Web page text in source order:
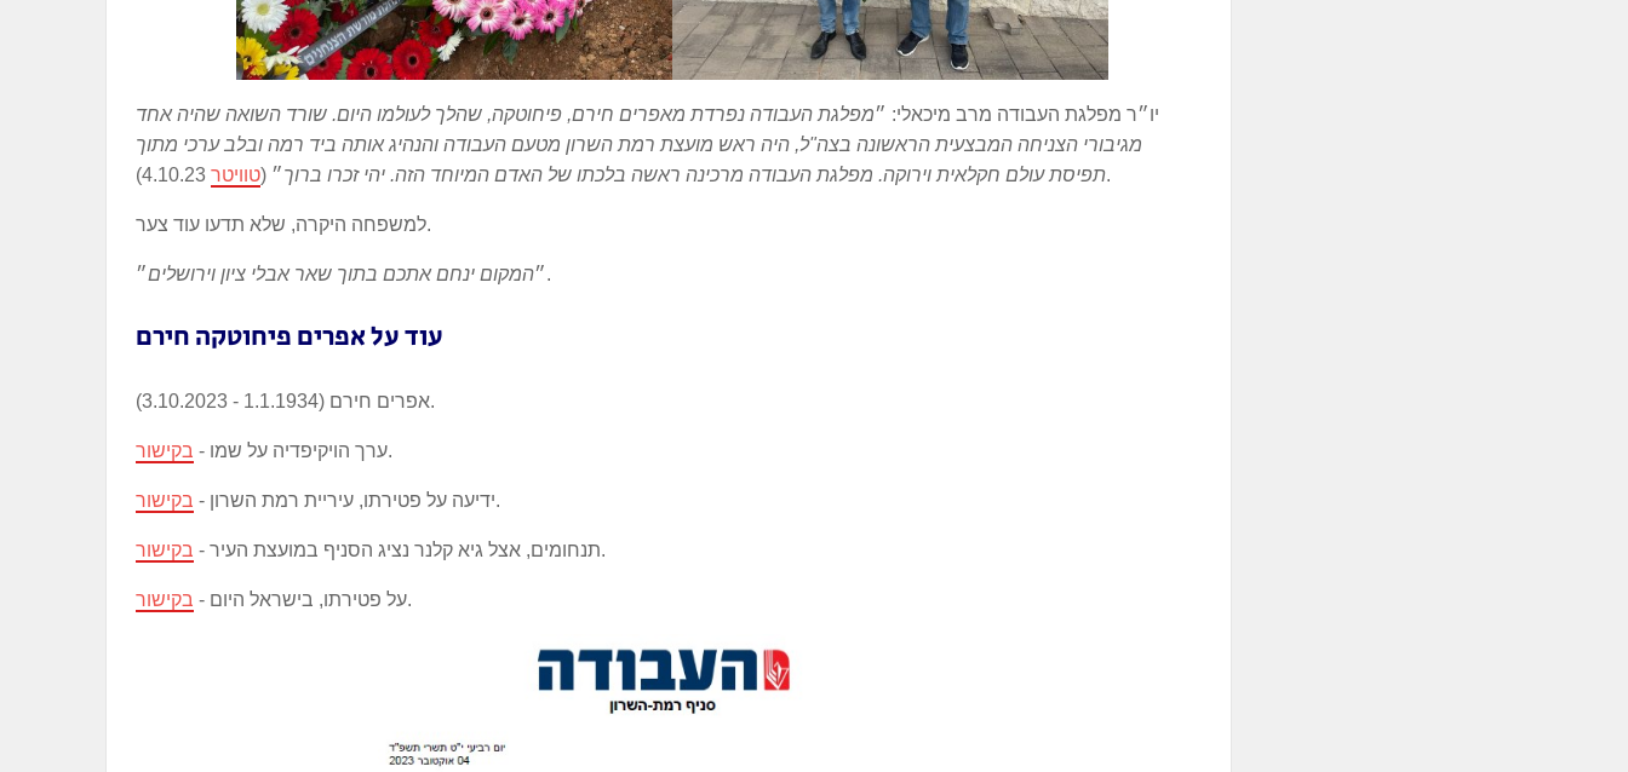
יו״ר מפלגת העבודה מרב מיכאלי: ״מפלגת העבודה נפרדת מאפרים חירם, פיחוטקה, שהלך לעולמו היום. שורד השואה שהיה אחד
מגיבורי הצניחה המבצעית הראשונה בצה"ל, היה ראש מועצת רמת השרון מטעם העבודה והנהיג אותה ביד רמה ובלב ערכי מתוך
תפיסת עולם חקלאית וירוקה. מפלגת העבודה מרכינה ראשה בלכתו של האדם המיוחד הזה. יהי זכרו ברוך״ (טוויטר 4.10.23).
למשפחה היקרה, שלא תדעו עוד צער.
״המקום ינחם אתכם בתוך שאר אבלי ציון וירושלים ״.
עוד על אפרים פיחוטקה חירם
אפרים חירם (1.1.1934 - 3.10.2023).
ערך הויקיפדיה על שמו - בקישור .
ידיעה על פטירתו, עיריית רמת השרון - בקישור .
תנחומים, אצל גיא קלנר נציג הסניף במועצת העיר - בקישור .
על פטירתו, בישראל היום - בקישור .